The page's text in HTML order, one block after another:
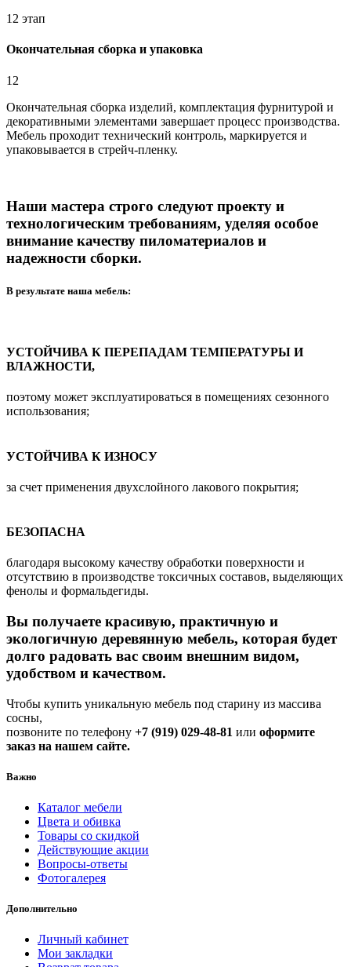
12 этап
Окончательная сборка и упаковка
12
Окончательная сборка изделий, комплектация фурнитурой и
декоративными элементами завершает процесс производства.
Мебель проходит технический контроль, маркируется и
упаковывается в стрейч-пленку.
Наши мастера строго следуют проекту и
технологическим требованиям, уделяя особое
внимание качеству пиломатериалов и
надежности сборки.
В результате наша мебель:
УСТОЙЧИВА К ПЕРЕПАДАМ ТЕМПЕРАТУРЫ И
ВЛАЖНОСТИ,
поэтому может эксплуатироваться в помещениях сезонного
использования;
УСТОЙЧИВА К ИЗНОСУ
за счет применения двухслойного лакового покрытия;
БЕЗОПАСНА
благодаря высокому качеству обработки поверхности и
отсутствию в производстве токсичных составов, выделяющих
фенолы и формальдегиды.
Вы получаете красивую, практичную и
экологичную деревянную мебель, которая будет
долго радовать вас своим внешним видом,
удобством и качеством.
Чтобы купить уникальную мебель под старину из массива
сосны,
позвоните по телефону +7 (919) 029-48-81 или оформите
заказ на нашем сайте.
Важно
Каталог мебели
Цвета и обивка
Товары со скидкой
Действующие акции
Вопросы-ответы
Фотогалерея
Дополнительно
Личный кабинет
Мои закладки